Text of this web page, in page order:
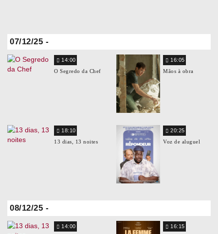
07/12/25 -
14:00
O Segredo da Chef
16:05
Mãos à obra
18:10
13 dias, 13 noites
20:25
Voz de aluguel
08/12/25 -
14:00
16:15